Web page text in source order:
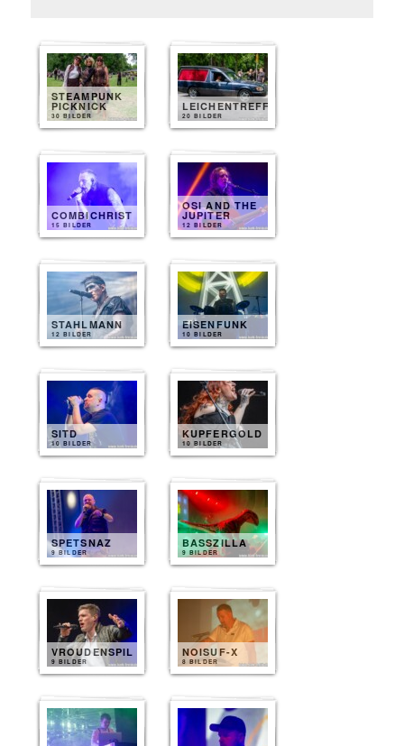
STEAMPUNK
PICKNICK
30 BILDER
LEICHENTREFF
20 BILDER
COMBICHRIST
15 BILDER
OSI AND THE
JUPITER
12 BILDER
STAHLMANN
12 BILDER
EISENFUNK
10 BILDER
SITD
10 BILDER
KUPFERGOLD
10 BILDER
SPETSNAZ
9 BILDER
BASSZILLA
9 BILDER
VROUDENSPIL
9 BILDER
NOISUF-X
8 BILDER